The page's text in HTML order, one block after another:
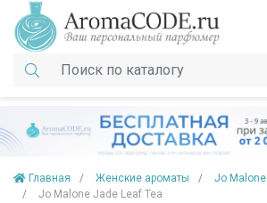
Главная Женские ароматы
Jo Malone
Jo Malone Jade Leaf Tea